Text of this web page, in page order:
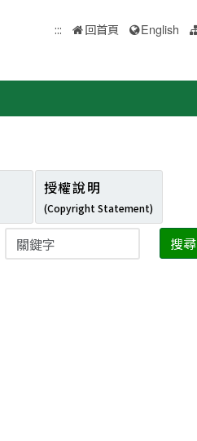
::: 回首頁 English
授權說明
(Copyright Statement)
搜尋